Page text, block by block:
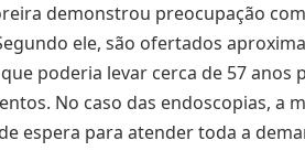
demonstrou preocupação
ele, são ofertados
poderia levar cerca de 57 anos
No caso das endoscopias, a
espera para atender toda a